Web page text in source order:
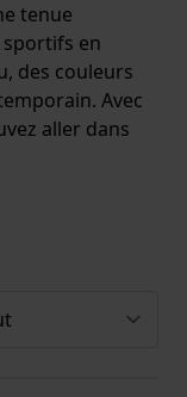
tenue
en
des couleurs
Avec
aller dans